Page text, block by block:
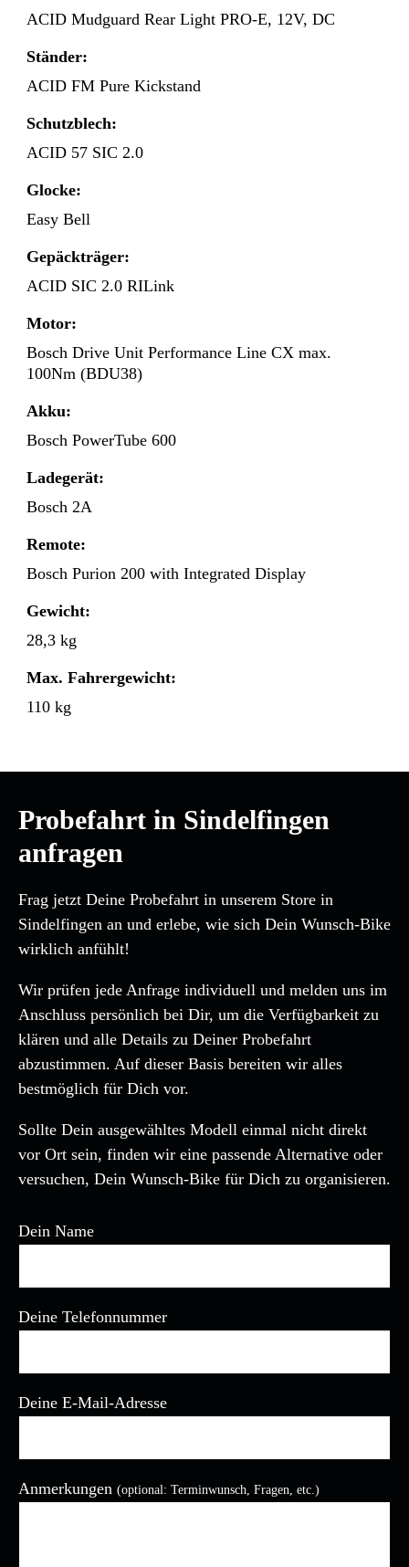
ACID Mudguard Rear Light PRO-E, 12V, DC
Ständer:
ACID FM Pure Kickstand
Schutzblech:
ACID 57 SIC 2.0
Glocke:
Easy Bell
Gepäckträger:
ACID SIC 2.0 RILink
Motor:
Bosch Drive Unit Performance Line CX max.
100Nm (BDU38)
Akku:
Bosch PowerTube 600
Ladegerät:
Bosch 2A
Remote:
Bosch Purion 200 with Integrated Display
Gewicht:
28,3 kg
Max. Fahrergewicht:
110 kg
Probefahrt in Sindelfingen
anfragen
Frag jetzt Deine Probefahrt in unserem Store in
Sindelfingen an und erlebe, wie sich Dein Wunsch-Bike
wirklich anfühlt!
Wir prüfen jede Anfrage individuell und melden uns im
Anschluss persönlich bei Dir, um die Verfügbarkeit zu
klären und alle Details zu Deiner Probefahrt
abzustimmen. Auf dieser Basis bereiten wir alles
bestmöglich für Dich vor.
Sollte Dein ausgewähltes Modell einmal nicht direkt
vor Ort sein, finden wir eine passende Alternative oder
versuchen, Dein Wunsch-Bike für Dich zu organisieren.
Dein Name
Deine Telefonnummer
Deine E-Mail-Adresse
Bitte lasse dieses Feld leer.
Anmerkungen (optional: Terminwunsch, Fragen, etc.)